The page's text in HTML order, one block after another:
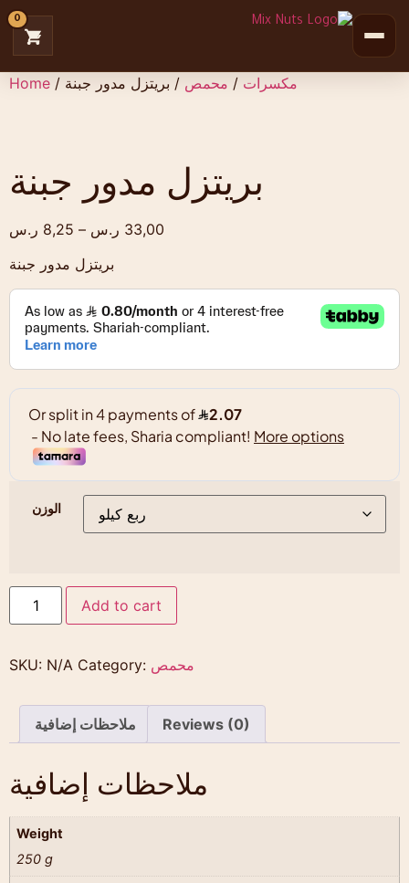
0
Home / مكسرات / محمص / بريتزل مدور جبنة
بريتزل مدور جبنة
8,25 ر.س – 33,00 ر.س
بريتزل مدور جبنة
الوزن
Add to cart
SKU: N/A Category: محمص
ملاحظات إضافية Reviews (0)
ملاحظات إضافية
Weight
250 g